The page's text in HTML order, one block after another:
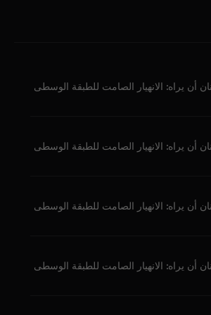
أن يراه: الانهيار الصامت للطبقة الوسطى
أن يراه: الانهيار الصامت للطبقة الوسطى
أن يراه: الانهيار الصامت للطبقة الوسطى
أن يراه: الانهيار الصامت للطبقة الوسطى